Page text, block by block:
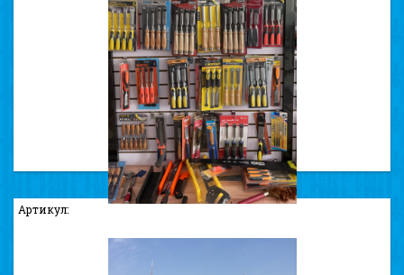
ЗАВОД ПО ВИРОБНИЦТВУ ВИСОКОЯКІСНИХ НОЖІВОК
ТА СТАМЕСОК
Артикул: